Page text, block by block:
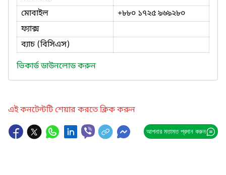
মোবাইল
+৮৮০ ১৭২৫ ৯৬৯২৮০
ফ্যাক্স
ব্যাচ (বিসিএস)
ভিকার্ড ডাউনলোড করুন
এই কনটেন্টটি শেয়ার করতে ক্লিক করুন
আপনার মতামত প্রদান করুন